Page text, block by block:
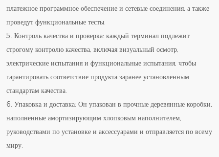
платежное программное обеспечение и сетевые соединения, а также
проведут функциональные тесты.
5. Контроль качества и проверка: каждый терминал подлежит
строгому контролю качества, включая визуальный осмотр,
электрические испытания и функциональные испытания, чтобы
гарантировать соответствие продукта заранее установленным
стандартам качества.
6. Упаковка и доставка: Он упакован в прочные деревянные коробки,
наполненные амортизирующим хлопковым наполнителем,
руководствами по установке и аксессуарами и отправляется по всему
миру.